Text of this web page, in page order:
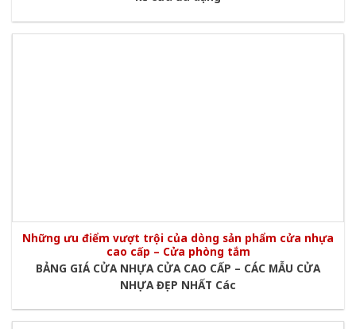
Những ưu điểm vượt trội của dòng sản phẩm cửa nhựa
cao cấp – Cửa phòng tắm
BẢNG GIÁ CỬA NHỰA CỬA CAO CẤP – CÁC MẪU CỬA
NHỰA ĐẸP NHẤT Các